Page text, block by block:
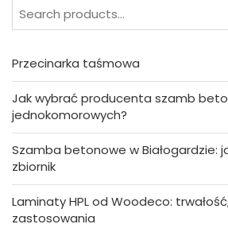
Przecinarka taśmowa
Jak wybrać producenta szamb
jednokomorowych?
Szamba betonowe w Białogardzie:
zbiornik
Laminaty HPL od Woodeco:
zastosowania